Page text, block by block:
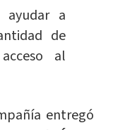
ayudar a
de
al
entregó